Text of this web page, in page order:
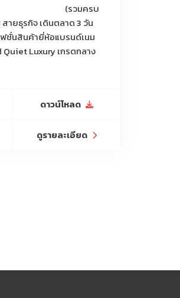
วันที่สองของการดีลงานมีคนขับรถรั
(รวมครบ
ายธุรกิจ เดินตลาด 3 วัน
ชั่นสินค้ายี่ห้อแบรนด์เนม
Luxury เกรดกลาง
ดาวน์โหลด
ดูรายละเอียด